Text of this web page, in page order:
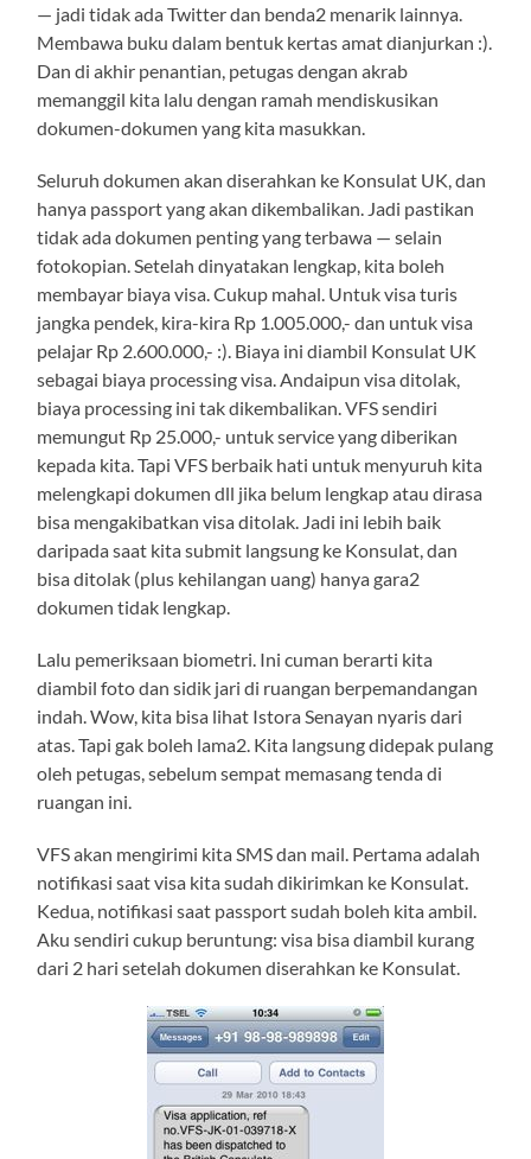
— jadi tidak ada Twitter dan benda2 menarik lainnya.
Membawa buku dalam bentuk kertas amat dianjurkan :).
Dan di akhir penantian, petugas dengan akrab
memanggil kita lalu dengan ramah mendiskusikan
dokumen-dokumen yang kita masukkan.
Seluruh dokumen akan diserahkan ke Konsulat UK, dan
hanya passport yang akan dikembalikan. Jadi pastikan
tidak ada dokumen penting yang terbawa — selain
fotokopian. Setelah dinyatakan lengkap, kita boleh
membayar biaya visa. Cukup mahal. Untuk visa turis
jangka pendek, kira-kira Rp 1.005.000,- dan untuk visa
pelajar Rp 2.600.000,- :). Biaya ini diambil Konsulat UK
sebagai biaya processing visa. Andaipun visa ditolak,
biaya processing ini tak dikembalikan. VFS sendiri
memungut Rp 25.000,- untuk service yang diberikan
kepada kita. Tapi VFS berbaik hati untuk menyuruh kita
melengkapi dokumen dll jika belum lengkap atau dirasa
bisa mengakibatkan visa ditolak. Jadi ini lebih baik
daripada saat kita submit langsung ke Konsulat, dan
bisa ditolak (plus kehilangan uang) hanya gara2
dokumen tidak lengkap.
Lalu pemeriksaan biometri. Ini cuman berarti kita
diambil foto dan sidik jari di ruangan berpemandangan
indah. Wow, kita bisa lihat Istora Senayan nyaris dari
atas. Tapi gak boleh lama2. Kita langsung didepak pulang
oleh petugas, sebelum sempat memasang tenda di
ruangan ini.
VFS akan mengirimi kita SMS dan mail. Pertama adalah
notifikasi saat visa kita sudah dikirimkan ke Konsulat.
Kedua, notifikasi saat passport sudah boleh kita ambil.
Aku sendiri cukup beruntung: visa bisa diambil kurang
dari 2 hari setelah dokumen diserahkan ke Konsulat.